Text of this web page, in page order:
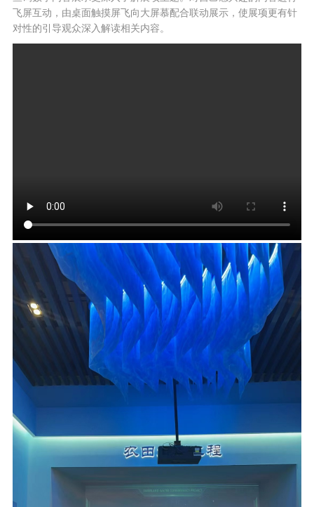
飞屏互动，由桌面触摸屏飞向大屏慕配合联动展示，使展项更有针
对性的引导观众深入解读相关内容。